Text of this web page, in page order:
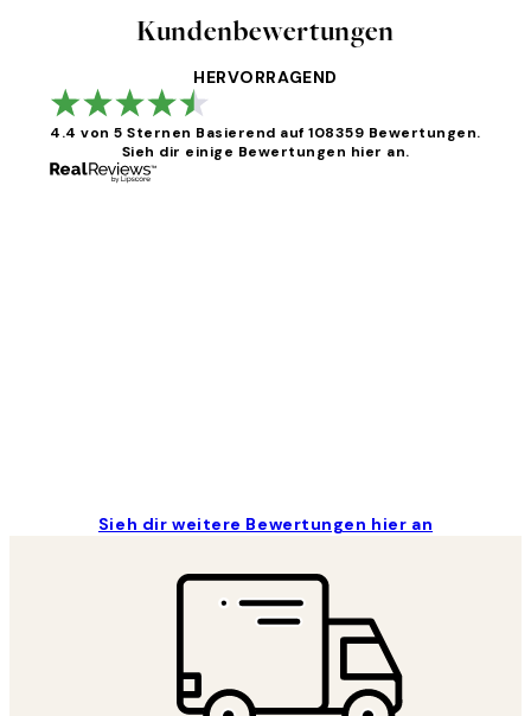
Kundenbewertungen
HERVORRAGEND
4.4 von 5 Sternen Basierend auf 108359 Bewertungen.
Sieh dir einige Bewertungen hier an.
Sieh dir weitere Bewertungen hier an